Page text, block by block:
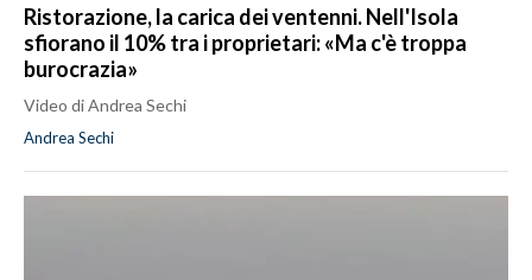
Ristorazione, la carica dei ventenni. Nell'Isola
sfiorano il 10% tra i proprietari: «Ma c'è troppa
burocrazia»
Video di Andrea Sechi
Andrea Sechi